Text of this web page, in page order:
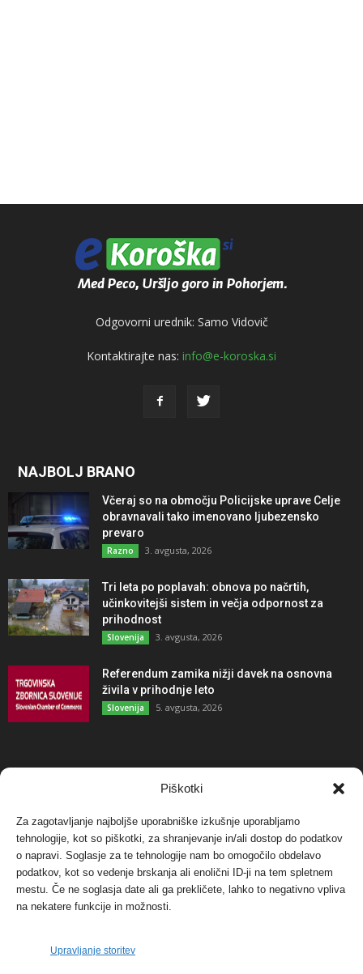
Piškotki
Za zagotavljanje najboljše uporabniške izkušnje uporabljamo
tehnologije, kot so piškotki, za shranjevanje in/ali dostop do podatkov
o napravi. Soglasje za te tehnologije nam bo omogočilo obdelavo
podatkov, kot so vedenje brskanja ali enolični ID-ji na tem spletnem
mestu. Če ne soglasja date ali ga prekličete, lahko to negativno vpliva
na nekatere funkcije in možnosti.
Upravljanje storitev
Odgovorni urednik: Samo Vidovič
Kontaktirajte nas: info@e-koroska.si
NAJBOLJ BRANO
Včeraj so na območju Policijske uprave Celje
obravnavali tako imenovano ljubezensko
prevaro
Razno 3. avgusta, 2026
Tri leta po poplavah: obnova po načrtih,
učinkovitejši sistem in večja odpornost za
prihodnost
Slovenija 3. avgusta, 2026
Referendum zamika nižji davek na osnovna
živila v prihodnje leto
Slovenija 5. avgusta, 2026
NAJBOLJ KOMENTIRANO
Protest proti vetrnim elektrarnam na Ojstrici, v
svetu pa vedno bolj...
Dogodki 12. maja, 2017
Tožilstvo v Celovcu v korist elektrarnam
Verbund